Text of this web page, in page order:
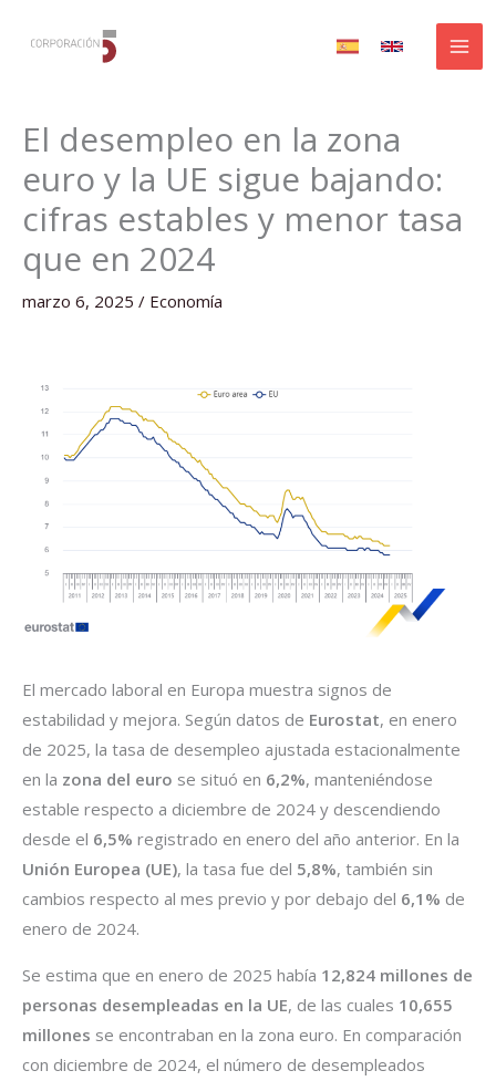
El desempleo en la zona
euro y la UE sigue bajando:
cifras estables y menor tasa
que en 2024
marzo 6, 2025 / Economía
El mercado laboral en Europa muestra signos de
estabilidad y mejora. Según datos de Eurostat, en enero
de 2025, la tasa de desempleo ajustada estacionalmente
en la zona del euro se situó en 6,2%, manteniéndose
estable respecto a diciembre de 2024 y descendiendo
desde el 6,5% registrado en enero del año anterior. En la
Unión Europea (UE), la tasa fue del 5,8%, también sin
cambios respecto al mes previo y por debajo del 6,1% de
enero de 2024.
Se estima que en enero de 2025 había 12,824 millones de
personas desempleadas en la UE, de las cuales 10,655
millones se encontraban en la zona euro. En comparación
con diciembre de 2024, el número de desempleados